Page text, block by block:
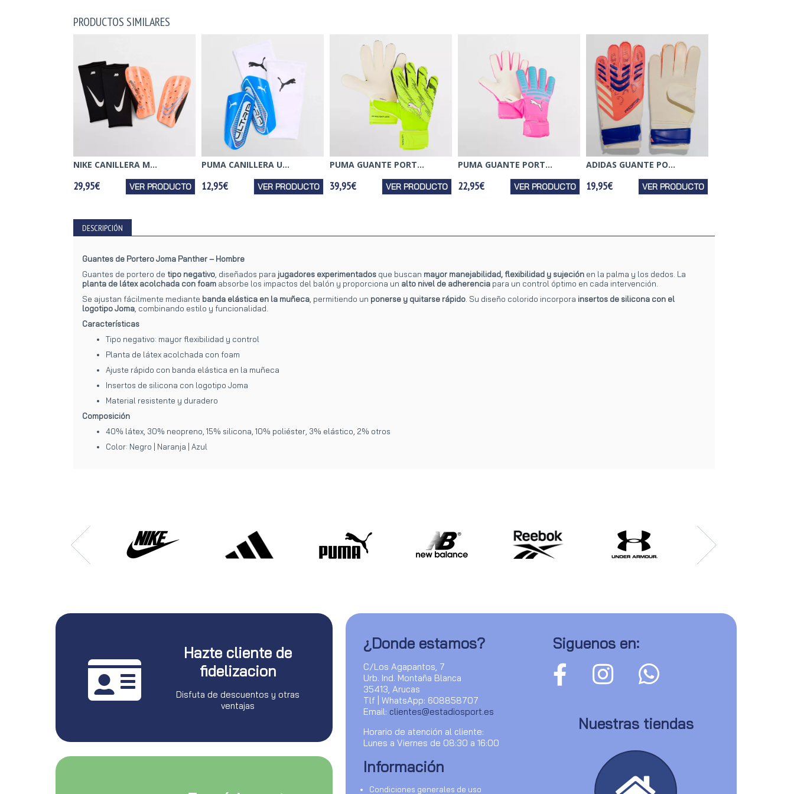
PRODUCTOS SIMILARES
NIKE CANILLERA M...
29,95€ VER PRODUCTO
PUMA CANILLERA U...
12,95€ VER PRODUCTO
PUMA GUANTE PORT...
39,95€ VER PRODUCTO
PUMA GUANTE PORT...
22,95€ VER PRODUCTO
ADIDAS GUANTE PO...
19,95€ VER PRODUCTO
DESCRIPCIÓN
Guantes de Portero Joma Panther – Hombre
Guantes de portero de tipo negativo , diseñados para jugadores experimentados que buscan mayor manejabilidad, flexibilidad y sujeción en la palma y los dedos. La
planta de látex acolchada con foam absorbe los impactos del balón y proporciona un alto nivel de adherencia para un control óptimo en cada intervención.
Se ajustan fácilmente mediante banda elástica en la muñeca , permitiendo un ponerse y quitarse rápido . Su diseño colorido incorpora insertos de silicona con el
logotipo Joma , combinando estilo y funcionalidad.
Características
Tipo negativo: mayor flexibilidad y control
Planta de látex acolchada con foam
Ajuste rápido con banda elástica en la muñeca
Insertos de silicona con logotipo Joma
Material resistente y duradero
Composición
40% látex, 30% neopreno, 15% silicona, 10% poliéster, 3% elástico, 2% otros
Color: Negro | Naranja | Azul
Hazte cliente de
fidelizacion
Disfuta de descuentos y otras
ventajas
¿Donde estamos?
C/Los Agapantos, 7
Urb. Ind. Montaña Blanca
35413, Arucas
Tlf | WhatsApp: 608858707
Email: clientes@estadiosport.es
Horario de atención al cliente:
Lunes a Viernes de 08:30 a 16:00
Información
Condiciones generales de uso
Siguenos en:
Nuestras tiendas